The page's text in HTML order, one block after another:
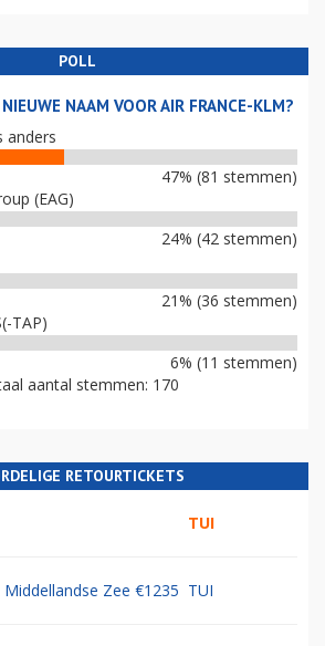
POLL
NAAM VOOR AIR FRANCE-KLM?
anders
47% (81 stemmen)
(EAG)
24% (42 stemmen)
21% (36 stemmen)
TAP)
6% (11 stemmen)
aantal stemmen: 170
RETOURTICKETS
TUI
Zee €1235 TUI